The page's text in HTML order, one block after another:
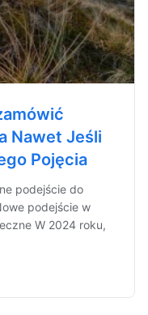
Nawet Jeśli
Pojęcia
podejście do
podejście w
W 2024 roku,